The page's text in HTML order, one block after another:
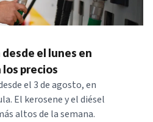
SERIES
el lunes en
los precios
el 3 de agosto, en
El kerosene y el diésel
altos de la semana.